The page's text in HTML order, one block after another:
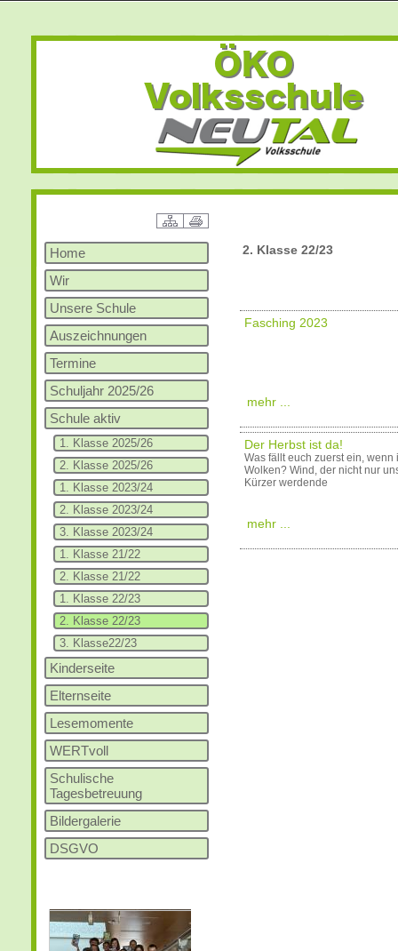
Home
Wir
Unsere Schule
Auszeichnungen
Termine
Schuljahr 2025/26
Schule aktiv
1. Klasse 2025/26
2. Klasse 2025/26
1. Klasse 2023/24
2. Klasse 2023/24
3. Klasse 2023/24
1. Klasse 21/22
2. Klasse 21/22
1. Klasse 22/23
2. Klasse 22/23
3. Klasse22/23
Kinderseite
Elternseite
Lesemomente
WERTvoll
Schulische
Tagesbetreuung
Bildergalerie
DSGVO
2. Klasse 22/23
Fasching 2023
mehr ...
Der Herbst ist da!
Was fällt euch zuerst ein,
Wolken? Wind, der nicht nur
Kürzer werdende
mehr ...